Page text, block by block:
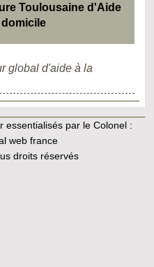
Toulousaine d'Aide
global d'aide à la
essentialisés par le Colonel :
web france
droits réservés